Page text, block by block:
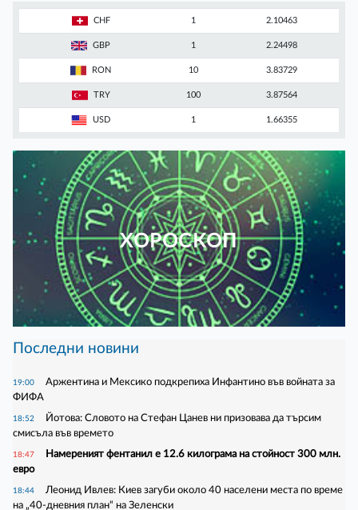
CHF 1 2.10463
GBP 1 2.24498
RON 10 3.83729
TRY 100 3.87564
USD 1 1.66355
ХОРОСКОП
Последни новини
19:00
Аржентина и Мексико подкрепиха Инфантино във войната за
ФИФА
18:52
Йотова: Словото на Стефан Цанев ни призовава да търсим
смисъла във времето
18:47
Намереният фентанил е 12.6 килограма на стойност 300 млн.
евро
18:44
Леонид Ивлев: Киев загуби около 40 населени места по време
на „40-дневния план“ на Зеленски